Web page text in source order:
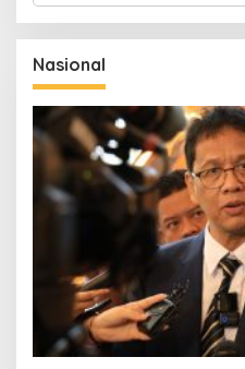
i
u
n
t
k
:
Nasional